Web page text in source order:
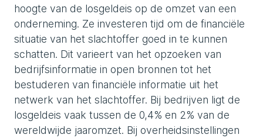
hoogte van de losgeldeis op de omzet van een
onderneming. Ze investeren tijd om de financiële
situatie van het slachtoffer goed in te kunnen
schatten. Dit varieert van het opzoeken van
bedrijfsinformatie in open bronnen tot het
bestuderen van financiële informatie uit het
netwerk van het slachtoffer. Bij bedrijven ligt de
losgeldeis vaak tussen de 0,4% en 2% van de
wereldwijde jaaromzet. Bij overheidsinstellingen